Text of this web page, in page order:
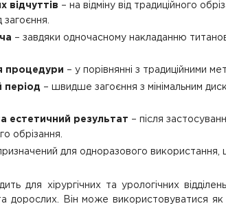
відчуттів – на відміну від традиційного
загоєння.
– завдяки одночасному накладанню
процедури – у порівнянні з традиційними
період – швидше загоєння з мінімальним
естетичний результат – після
обрізання.
для одноразового використання,
для хірургічних та урологічних
дорослих. Він може використовуватися